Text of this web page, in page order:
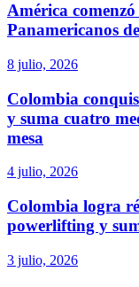
América
Panamericanos
8 julio, 2026
Colombia
y suma cuatro
mesa
4 julio, 2026
Colombia logra
powerlifting y
3 julio, 2026